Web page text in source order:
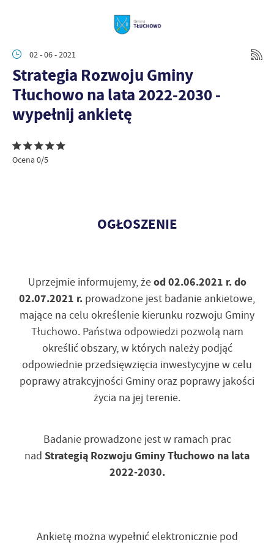
02 - 06 - 2021
Strategia Rozwoju Gminy
Tłuchowo na lata 2022-2030 -
wypełnij ankietę
Ocena 0/5
OGŁOSZENIE
Uprzejmie informujemy, żeod 02.06.2021 r. do
02.07.2021 r. prowadzone jest badanie ankietowe,
mające na celu określenie kierunku rozwoju Gminy
Tłuchowo. Państwa odpowiedzi pozwolą nam
określić obszary, w których należy podjąć
odpowiednie przedsięwzięcia inwestycyjne w celu
poprawy atrakcyjności Gminy oraz poprawy jakości
życia na jej terenie.
Badanie prowadzone jest w ramach prac
nad Strategią Rozwoju Gminy Tłuchowo na lata
2022-2030.
Ankietę można wypełnić elektronicznie pod